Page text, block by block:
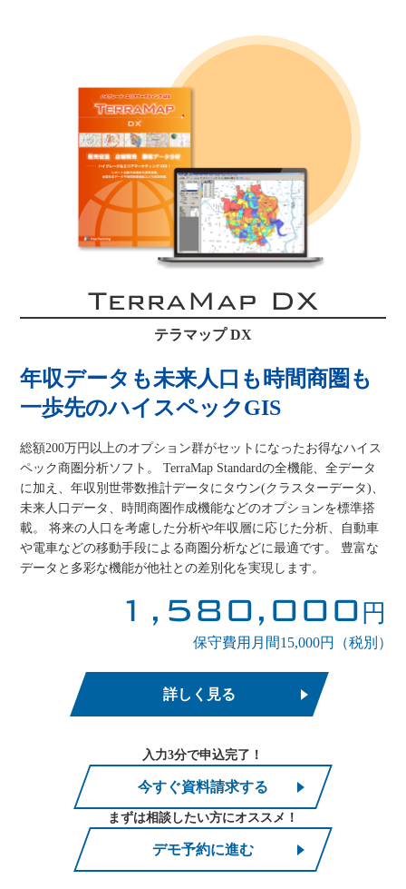
TerraMap DX
テラマップ DX
年収データも未来人口も時間商圏も
一歩先のハイスペックGIS
総額200万円以上のオプション群がセットになったお得なハイス
ペック商圏分析ソフト。 TerraMap Standardの全機能、全データ
に加え、年収別世帯数推計データにタウン(クラスターデータ)、
未来人口データ、時間商圏作成機能などのオプションを標準搭
載。 将来の人口を考慮した分析や年収層に応じた分析、自動車
や電車などの移動手段による商圏分析などに最適です。 豊富な
データと多彩な機能が他社との差別化を実現します。
1,580,000 円
保守費用月間15,000円（税別）
詳しく見る
入力3分で申込完了！
今すぐ資料請求する
まずは相談したい方にオススメ！
デモ予約に進む